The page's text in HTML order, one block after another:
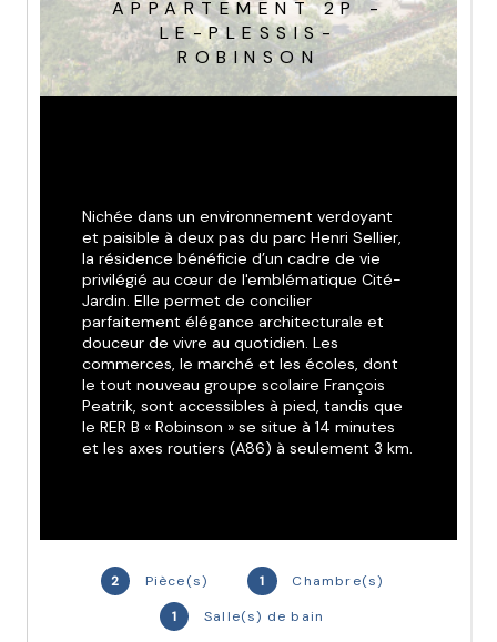
APPARTEMENT 2P -
LE-PLESSIS-
ROBINSON
2 Pièce(s) 1
Chambre(s)
1
Salle(s) de bain
Nichée dans un environnement verdoyant
et paisible à deux pas du parc Henri Sellier,
la résidence bénéficie d’un cadre de vie
privilégié au cœur de l'emblématique Cité-
Jardin. Elle permet de concilier
parfaitement élégance architecturale et
douceur de vivre au quotidien. Les
commerces, le marché et les écoles, dont
le tout nouveau groupe scolaire François
Peatrik, sont accessibles à pied, tandis que
le RER B « Robinson » se situe à 14 minutes
et les axes routiers (A86) à seulement 3 km.
déco, un jardin paysager central agrémenté
d’une micro-forêt urbaine, ainsi que des
prestations intérieures soignées pour ses 61
appartements, allant du studio au 5 pièces.
Chaque logement a été conçu pour offrir